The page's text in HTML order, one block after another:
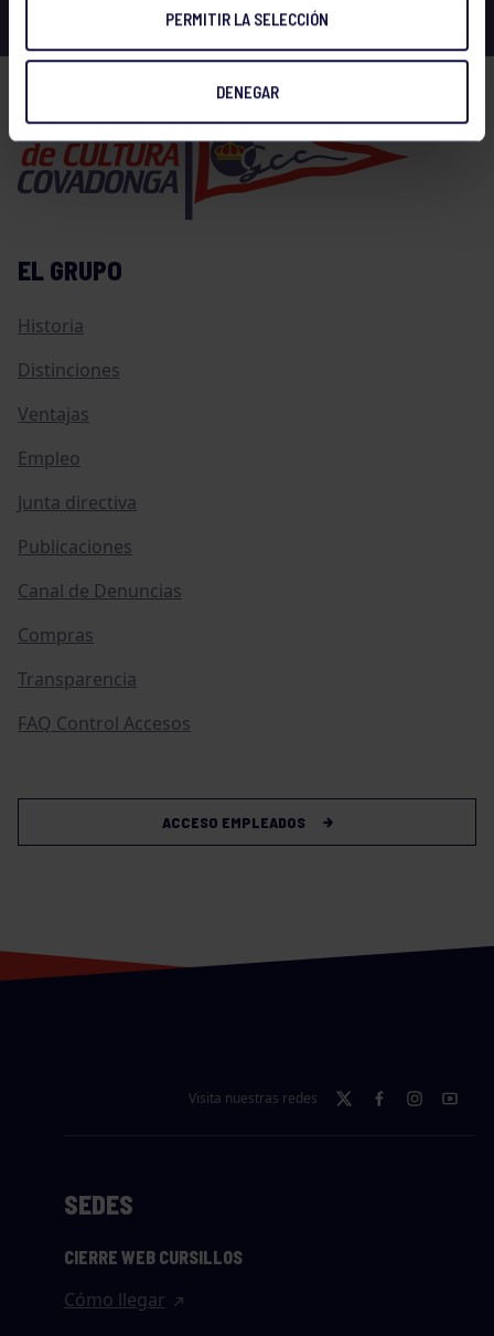
PERMITIR LA SELECCIÓN
DENEGAR
EL GRUPO
Historia
Distinciones
Ventajas
Empleo
Junta directiva
Publicaciones
Canal de Denuncias
Compras
Transparencia
FAQ Control Accesos
ACCESO EMPLEADOS
Visita nuestras redes
SEDES
CIERRE WEB CURSILLOS
Cómo llegar